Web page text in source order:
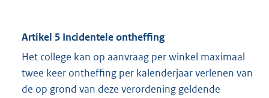
Artikel 5 Incidentele ontheffing
Het college kan op aanvraag per winkel maximaal
twee keer ontheffing per kalenderjaar verlenen van
de op grond van deze verordening geldende